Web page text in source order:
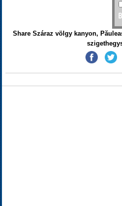
Share Száraz völgy kanyon,